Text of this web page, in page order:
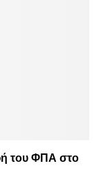
του ΦΠΑ στο